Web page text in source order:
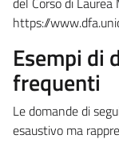
https://
Esempi di
frequenti
Le domande di
esaustivo ma